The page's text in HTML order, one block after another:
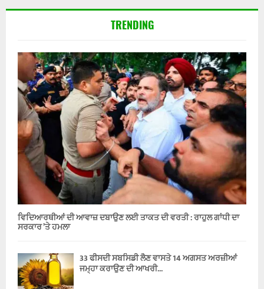
TRENDING
ਵਿਦਿਆਰਥੀਆਂ ਦੀ ਆਵਾਜ਼ ਦਬਾਉਣ ਲਈ ਤਾਕਤ ਦੀ ਵਰਤੀ : ਰਾਹੁਲ ਗਾਂਧੀ ਦਾ
ਸਰਕਾਰ ’ਤੇ ਹਮਲਾ
33 ਫੀਸਦੀ ਸਬਸਿਡੀ ਲੈਣ ਵਾਸਤੇ 14 ਅਗਸਤ ਅਰਜ਼ੀਆਂ
ਜਮ੍ਹਾ ਕਰਾਉਣ ਦੀ ਆਖਰੀ...